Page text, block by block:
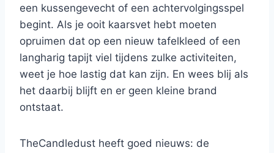
een kussengevecht of een achtervolgingsspel
begint. Als je ooit kaarsvet hebt moeten
opruimen dat op een nieuw tafelkleed of een
langharig tapijt viel tijdens zulke activiteiten,
weet je hoe lastig dat kan zijn. En wees blij als
het daarbij blijft en er geen kleine brand
ontstaat.
TheCandledust heeft goed nieuws: de